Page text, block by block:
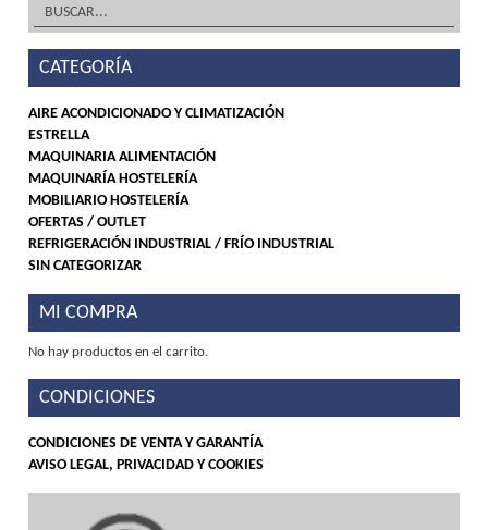
CATEGORÍA
AIRE ACONDICIONADO Y CLIMATIZACIÓN
ESTRELLA
MAQUINARIA ALIMENTACIÓN
MAQUINARÍA HOSTELERÍA
MOBILIARIO HOSTELERÍA
OFERTAS / OUTLET
REFRIGERACIÓN INDUSTRIAL / FRÍO INDUSTRIAL
SIN CATEGORIZAR
MI COMPRA
No hay productos en el carrito.
CONDICIONES
CONDICIONES DE VENTA Y GARANTÍA
AVISO LEGAL, PRIVACIDAD Y COOKIES